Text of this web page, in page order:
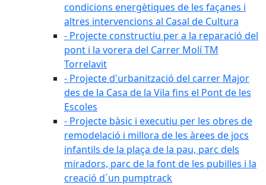
condicions energètiques de les façanes i
altres intervencions al Casal de Cultura
- Projecte constructiu per a la reparació del
pont i la vorera del Carrer Molí TM
Torrelavit
- Projecte d'urbanització del carrer Major
des de la Casa de la Vila fins el Pont de les
Escoles
- Projecte bàsic i executiu per les obres de
remodelació i millora de les àrees de jocs
infantils de la plaça de la pau, parc dels
miradors, parc de la font de les pubilles i la
creació d´un pumptrack